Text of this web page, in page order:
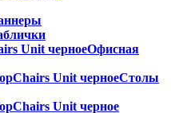
Офисная
Столы